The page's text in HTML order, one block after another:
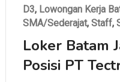
D3, Lowongan Kerja
SMA/Sederajat, Staff,
Loker Batam
Posisi PT